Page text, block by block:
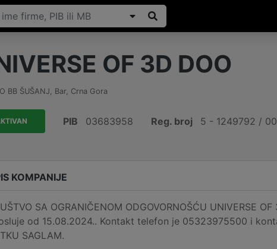
OF 3D DOO
BB ŠUŠANJ, Bar, Crna Gora
PIB 03683958 Reg. broj 5 - 1249792 /
KOMPANIJE
SA OGRANIČENOM ODGOVORNOŠĆU UNIVERSE
od 15.08.2024.. Kontakt telefon je 05323975500 i
SAGLAM.